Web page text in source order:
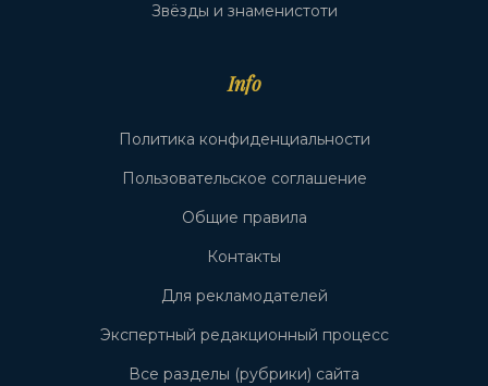
Звёзды и знаменистоти
Info
Политика конфиденциальности
Пользовательское соглашение
Общие правила
Контакты
Для рекламодателей
Экспертный редакционный процесс
Все разделы (рубрики) сайта